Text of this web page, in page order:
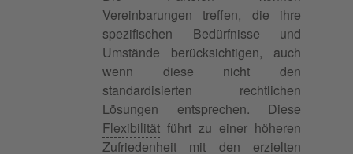
Vereinbarungen treffen, die ihre
spezifischen Bedürfnisse und
Umstände berücksichtigen, auch
wenn diese nicht den
standardisierten rechtlichen
Lösungen entsprechen. Diese
Flexibilität führt zu einer höheren
Zufriedenheit mit den erzielten